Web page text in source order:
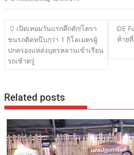
แนะแนว
เรื่อง
เปิดเทอมวันแรกคึกคัก!โครา
ชนรถติดหนึบกว่า 1 กิโลเมตรผู้
ปกครองแห่ส่งบุตรหลานเข้าเรียน
รถเช้าตรู่
DE
ท้าย
Related posts